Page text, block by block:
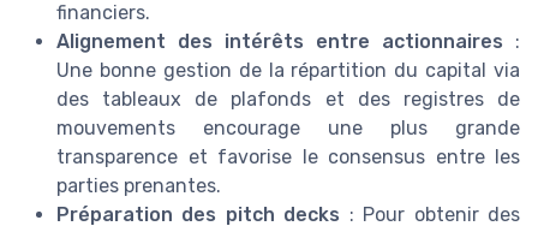
financiers.
Alignement des intérêts entre actionnaires :
Une bonne gestion de la répartition du capital via
des tableaux de plafonds et des registres de
mouvements encourage une plus grande
transparence et favorise le consensus entre les
parties prenantes.
Préparation des pitch decks : Pour obtenir des